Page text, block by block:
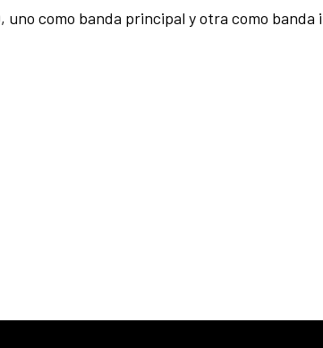
como banda principal y otra como banda